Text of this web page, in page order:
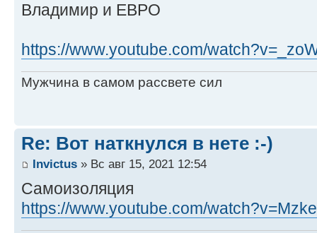
Владимир и ЕВРО
https://www.youtube.com/
Мужчина в самом рассвете сил
Re: Вот наткнулся в нете :-)
Invictus » Вс авг 15, 2021 12:54
Самоизоляция
https://www.youtube.com/